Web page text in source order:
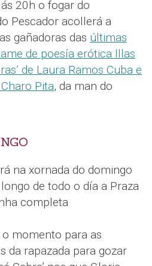
20h o fogar do
Pescador acollerá a
gañadoras das últimas
de poesía erótica Illas
de Laura Ramos Cuba e
Pita, da man do
na xornada do domingo
de todo o día a Praza
completa
momento para as
da rapazada para gozar